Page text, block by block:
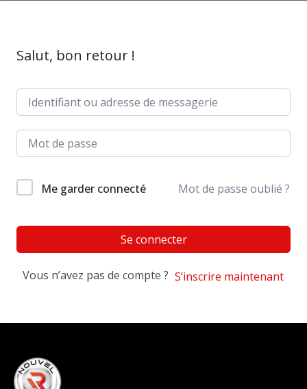
Salut, bon retour !
Me garder connecté Mot de passe oublié ?
Se connecter
Vous n’avez pas de compte ? S’inscrire maintenant